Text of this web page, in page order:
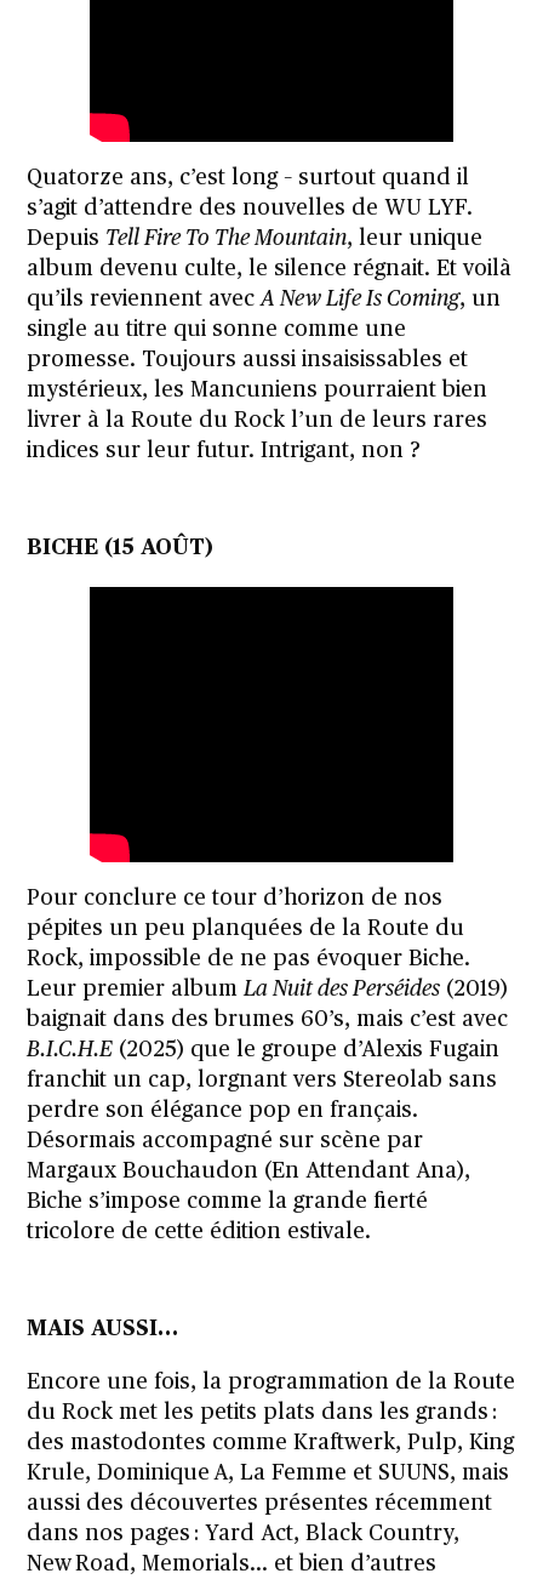
Quatorze ans, c’est long – surtout quand il
s’agit d’attendre des nouvelles de WU LYF.
Depuis Tell Fire To The Mountain, leur unique
album devenu culte, le silence régnait. Et voilà
qu’ils reviennent avecA New Life Is Coming, un
single au titre qui sonne comme une
promesse. Toujours aussi insaisissables et
mystérieux, les Mancuniens pourraient bien
livrer à la Route du Rock l’un de leurs rares
indices sur leur futur. Intrigant, non ?
BICHE (15 AOÛT)
Pour conclure ce tour d’horizon de nos
pépites un peu planquées de la Route du
Rock, impossible de ne pas évoquer Biche.
Leur premier albumLa Nuit des Perséides (2019)
baignait dans des brumes 60’s, mais c’est avec
B.I.C.H.E (2025) que le groupe d’Alexis Fugain
franchit un cap, lorgnant vers Stereolab sans
perdre son élégance pop en français.
Désormais accompagné sur scène par
Margaux Bouchaudon (En Attendant Ana),
Biche s’impose comme la grande fierté
tricolore de cette édition estivale.
MAIS AUSSI…
Encore une fois, la programmation de la Route
du Rock met les petits plats dans les grands :
des mastodontes comme Kraftwerk, Pulp, King
Krule, Dominique A, La Femme et SUUNS, mais
aussi des découvertes présentes récemment
dans nos pages : Yard Act, Black Country,
New Road, Memorials… et bien d’autres